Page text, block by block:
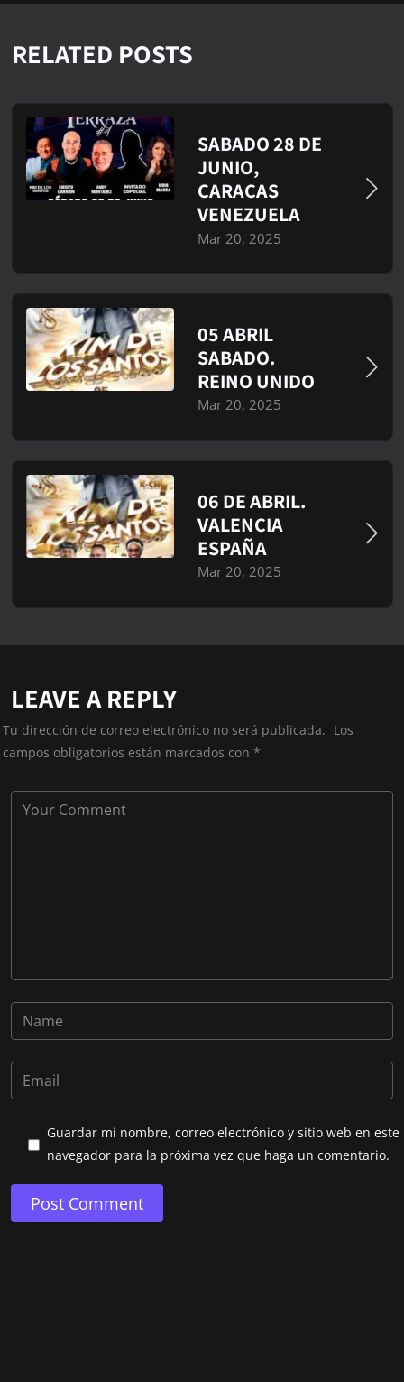
RELATED POSTS
SABADO 28 DE
JUNIO,
CARACAS
VENEZUELA
Mar 20, 2025
05 ABRIL
SABADO.
REINO UNIDO
Mar 20, 2025
06 DE ABRIL.
VALENCIA
ESPAÑA
Mar 20, 2025
LEAVE A REPLY
Tu dirección de correo electrónico no será publicada. Los
campos obligatorios están marcados con *
Guardar mi nombre, correo electrónico y sitio web en este
navegador para la próxima vez que haga un comentario.
Post Comment